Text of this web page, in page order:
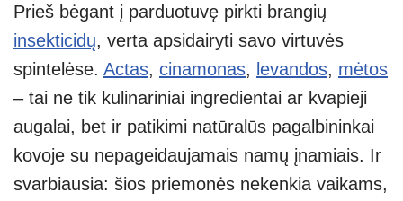
at
s
A
p
p
p
e
e
gr
a
m
er ss
e
n
g
er
ar
e
Prieš bėgant į parduotuvę pirkti brangių
insekticidų, verta apsidairyti savo virtuvės
spintelėse. Actas, cinamonas, levandos, mėtos
– tai ne tik kulinariniai ingredientai ar kvapieji
augalai, bet ir patikimi natūralūs pagalbininkai
kovoje su nepageidaujamais namų įnamiais. Ir
svarbiausia: šios priemonės nekenkia vaikams,